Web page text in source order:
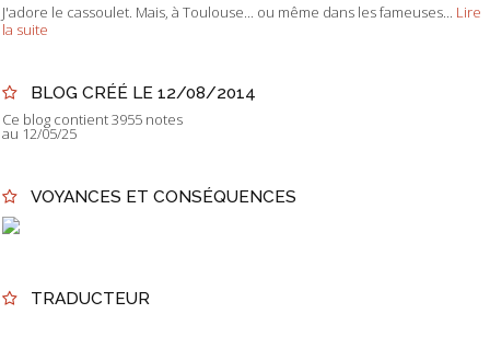
J'adore le cassoulet. Mais, à Toulouse... ou même dans les fameuses...
Lire
la suite
BLOG CRÉÉ LE 12/08/2014
Ce blog contient 3955 notes
au 12/05/25
VOYANCES ET CONSÉQUENCES
TRADUCTEUR